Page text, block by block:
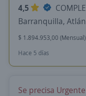
4,5
Barranquilla,
$ 1.894.953,00 (Mensual)
Hace 5 días
Se precisa Urgente